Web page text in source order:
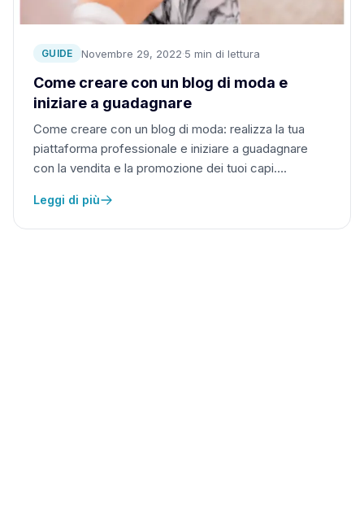
GUIDE Novembre 29, 2022·5 min di lettura
Come creare con un blog di moda e
iniziare a guadagnare
Come creare con un blog di moda: realizza la tua
piattaforma professionale e iniziare a guadagnare
con la vendita e la promozione dei tuoi capi….
Leggi di più